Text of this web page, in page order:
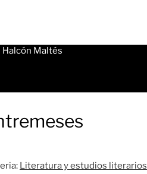
Literatura y estudios literarios